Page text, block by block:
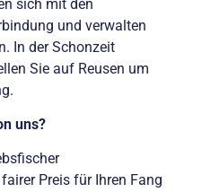
sich mit den
und verwalten
In der Schonzeit
Sie auf Reusen um
uns?
Preis für Ihren Fang